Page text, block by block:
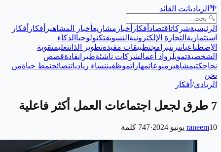
🌴 الرياديانت القائد
الرئيسيةشركاتاقتصاد أفكار أخبار مشاريعأخبار المشاهير أفكار أفكار
استثمارية التجارة الإلكترونية التسويقتكنولوجيا الذكاء
الإصطناعيانترنتبرامجتطبيقات مفيدةتطوير الذاتتعليمتقوية
الشخصيةتمويلرواد أعمالشركات ناشئةطيرانقادةقصص
نجاحكتبمشاهير منوعاتمهاراتموظفيننساء ريادياتنصائحنمط حياةمن
نحن
الريادي/ أفكار
7 طرق لجعل اجتماعات العمل أكثر فاعلية
raneem10 يونيو 2024 ·
747 كلمة